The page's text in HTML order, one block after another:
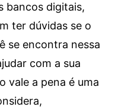
bancos digitais,
ter dúvidas se o
se encontra nessa
com a sua
vale a pena é uma